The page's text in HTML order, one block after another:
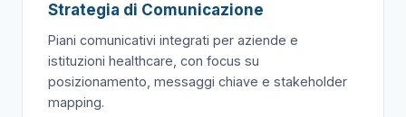
Strategia di Comunicazione
Piani comunicativi integrati per aziende e
istituzioni healthcare, con focus su
posizionamento, messaggi chiave e stakeholder
mapping.